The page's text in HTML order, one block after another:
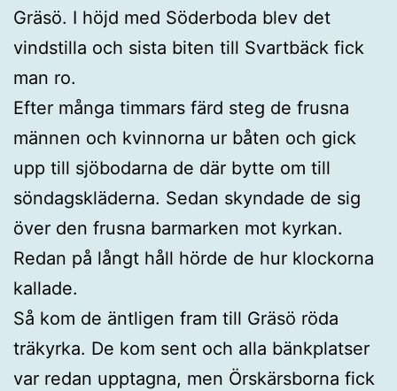
Gräsö. I höjd med Söderboda blev det
vindstilla och sista biten till Svartbäck fick
man ro.
Efter många timmars färd steg de frusna
männen och kvinnorna ur båten och gick
upp till sjöbodarna de där bytte om till
söndagskläderna. Sedan skyndade de sig
över den frusna barmarken mot kyrkan.
Redan på långt håll hörde de hur klockorna
kallade.
Så kom de äntligen fram till Gräsö röda
träkyrka. De kom sent och alla bänkplatser
var redan upptagna, men Örskärsborna fick